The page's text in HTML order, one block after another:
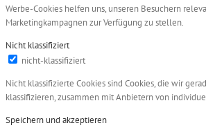
Werbe-Cookies helfen uns, unseren Besuchern
Marketingkampagnen zur Verfügung zu stellen.
Nicht klassifiziert
nicht-klassifiziert
Nicht klassifizierte Cookies sind Cookies, die wir
klassifizieren, zusammen mit Anbietern von
Speichern und akzeptieren